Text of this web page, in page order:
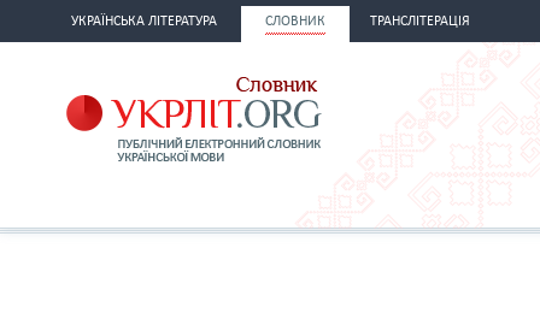
УКРАЇНСЬКА ЛІТЕРАТУРА СЛОВНИК ТРАНСЛІТЕРАЦІЯ